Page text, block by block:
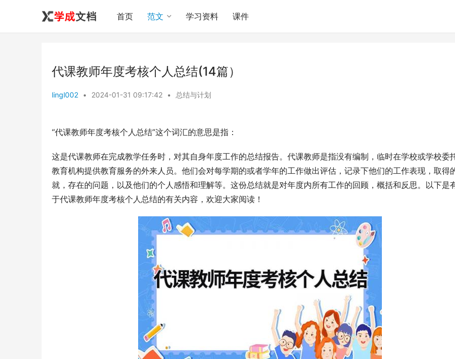
首页 范文 学习资料 课件
代课教师年度考核个人总结(14篇）
lingl002 • 2024-01-31 09:17:42 • 总结与计划
“代课教师年度考核个人总结”这个词汇的意思是指：
这是代课教师在完成教学任务时，对其自身年度工作的总结报告。代课教师是指没有编制，临时在学校或学校委
教育机构提供教育服务的外来人员。他们会对每学期的或者学年的工作做出评估，记录下他们的工作表现，取得
就，存在的问题，以及他们的个人感悟和理解等。这份总结就是对年度内所有工作的回顾，概括和反思。以下是
于代课教师年度考核个人总结的有关内容，欢迎大家阅读！